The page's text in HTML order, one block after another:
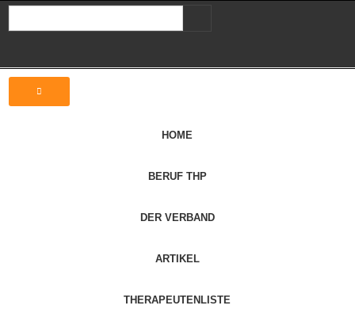
HOME
BERUF THP
DER VERBAND
ARTIKEL
THERAPEUTENLISTE